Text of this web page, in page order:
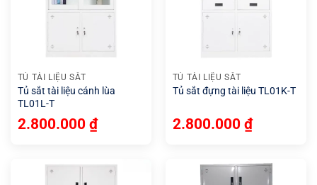
TỦ TÀI LIỆU SẮT
Tủ sắt tài liệu cánh lùa
TL01L-T
2.800.000 ₫
TỦ TÀI LIỆU SẮT
Tủ sắt đựng tài liệu TL01K-T
2.800.000 ₫